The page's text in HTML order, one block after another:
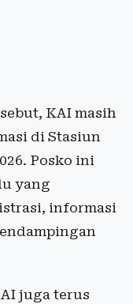
KAI masih
di Stasiun
Posko ini
yang
informasi
juga terus